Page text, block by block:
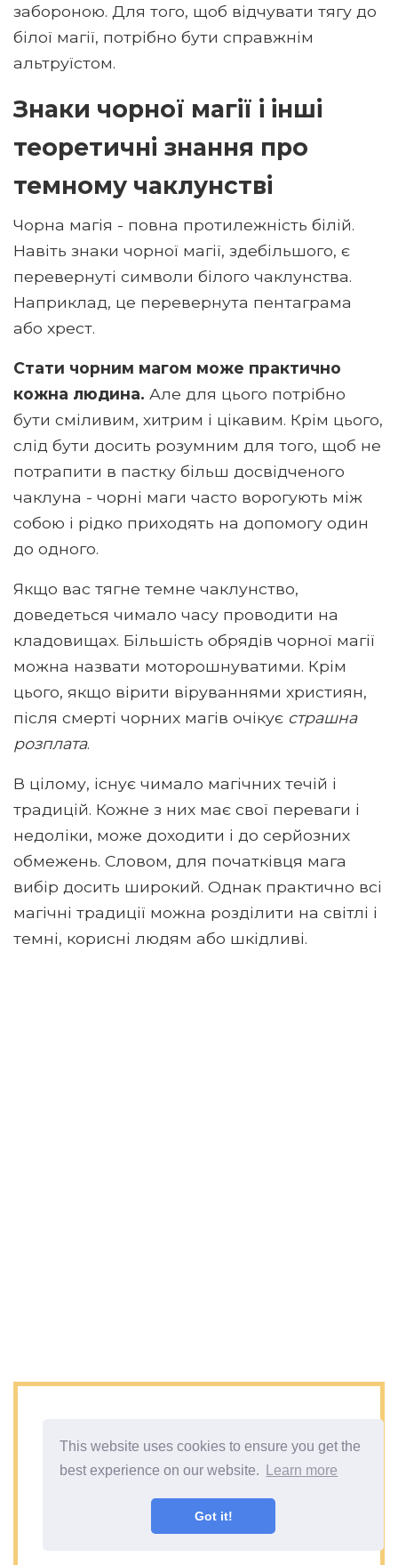
This website uses cookies to ensure you get the
best experience on our website.
Learn more
Got it!
забороною. Для того, щоб відчувати тягу до
білої магії, потрібно бути справжнім
альтруїстом.
Знаки чорної магії і інші
теоретичні знання про
темному чаклунстві
Чорна магія - повна протилежність білій.
Навіть знаки чорної магії, здебільшого, є
перевернуті символи білого чаклунства.
Наприклад, це перевернута пентаграма
або хрест.
Стати чорним магом може практично
кожна людина. Але для цього потрібно
бути сміливим, хитрим і цікавим. Крім цього,
слід бути досить розумним для того, щоб не
потрапити в пастку більш досвідченого
чаклуна - чорні маги часто ворогують між
собою і рідко приходять на допомогу один
до одного.
Якщо вас тягне темне чаклунство,
доведеться чимало часу проводити на
кладовищах. Більшість обрядів чорної магії
можна назвати моторошнуватими. Крім
цього, якщо вірити віруваннями християн,
після смерті чорних магів очікує страшна
розплата.
В цілому, існує чимало магічних течій і
традицій. Кожне з них має свої переваги і
недоліки, може доходити і до серйозних
обмежень. Словом, для початківця мага
вибір досить широкий. Однак практично всі
магічні традиції можна розділити на світлі і
темні, корисні людям або шкідливі.